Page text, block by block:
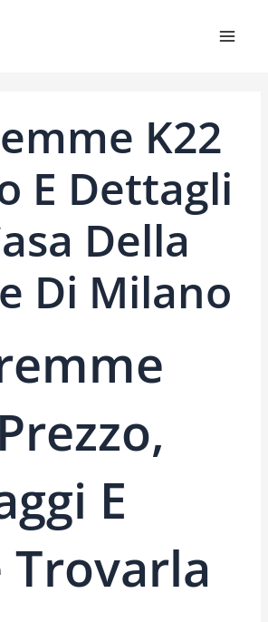
K22
E Dettagli
Della
Di Milano
E
Trovarla